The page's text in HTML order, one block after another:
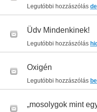
Legutóbbi hozzászólás
Üdv Mindenkinek!
Legutóbbi hozzászólás
Oxigén
Legutóbbi hozzászólás
„mosolygok mint